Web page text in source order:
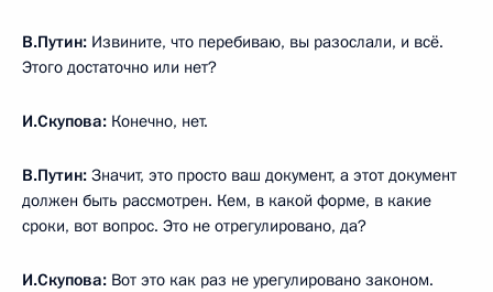
В.Путин: Извините, что перебиваю, вы разослали, и всё.
Этого достаточно или нет?
И.Скупова: Конечно, нет.
В.Путин: Значит, это просто ваш документ, а этот документ
должен быть рассмотрен. Кем, в какой форме, в какие
сроки, вот вопрос. Это не отрегулировано, да?
И.Скупова: Вот это как раз не урегулировано законом.